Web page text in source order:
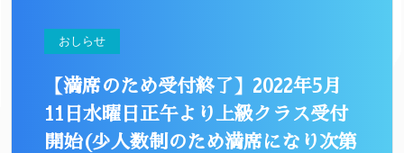
おしらせ
【満席のため受付終了】2022年5月
11日水曜日正午より上級クラス受付
開始(少人数制のため満席になり次第